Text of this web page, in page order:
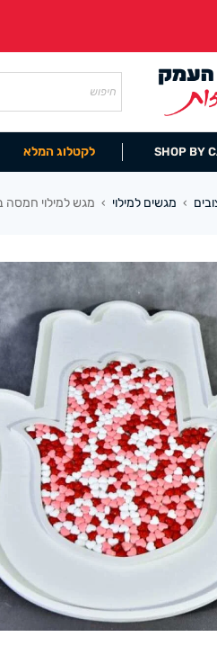
SHOP BY לקטלוג המלא
› מגשים למילוי › מגש למילוי